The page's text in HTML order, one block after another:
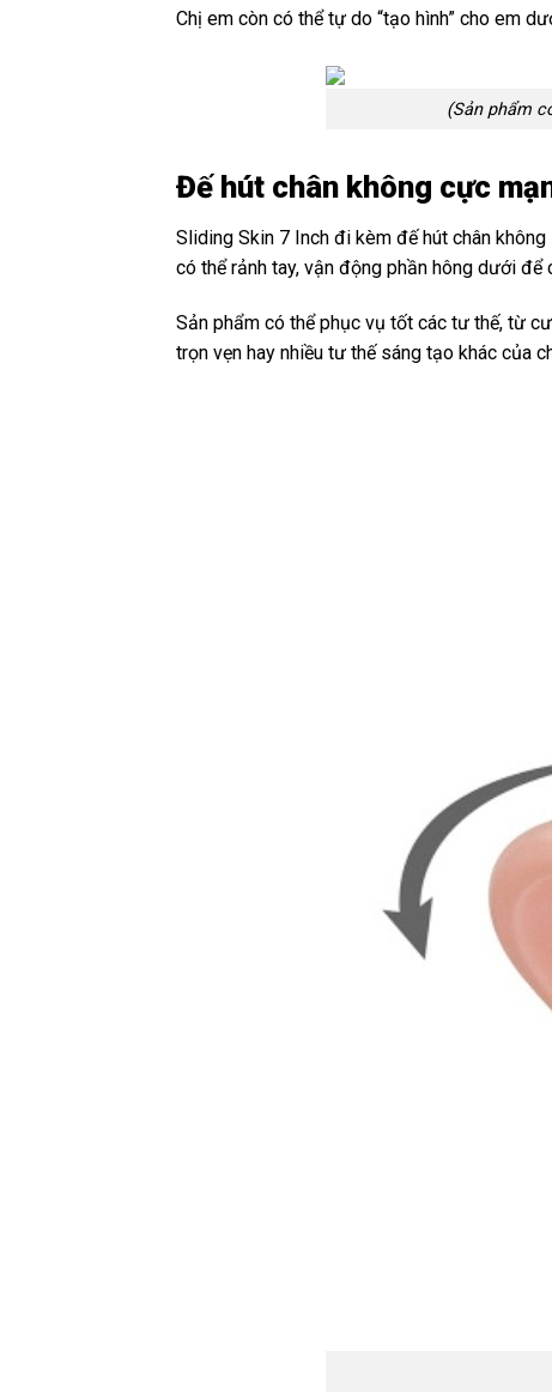
Chị em còn có thể tự do “tạo hình” cho em
(Sản phẩm
Đế hút chân không cực
Sliding Skin 7 Inch đi kèm đế hút chân
có thể rảnh tay, vận động phần hông dưới
Sản phẩm có thể phục vụ tốt các tư thế, từ
trọn vẹn hay nhiều tư thế sáng tạo khác của